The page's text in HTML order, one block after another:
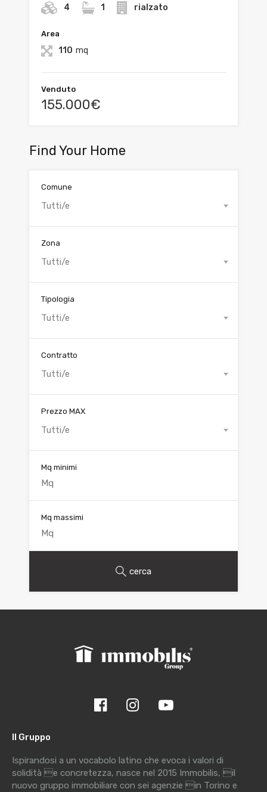
4 1 rialzato
Area
110 mq
Venduto
155.000€
Find Your Home
Comune
Tutti/e
Zona
Tutti/e
Tipologia
Tutti/e
Contratto
Tutti/e
Prezzo MAX
Tutti/e
Mq minimi
Mq massimi
cerca
Il Gruppo
Ispirandosi a un vocabolo latino che evoca i valori di
solidità e concretezza, nasce nel 2015 Immobilis, il
nuovo gruppo immobiliare con sei agenzie in Torino e